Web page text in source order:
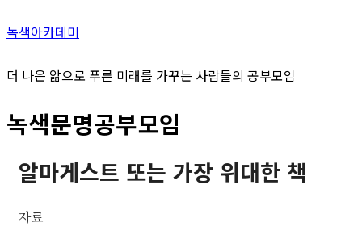
녹색아카데미
더 나은 앎으로 푸른 미래를 가꾸는 사람들의 공부모임
녹색문명공부모임
알마게스트 또는 가장 위대한 책
자료